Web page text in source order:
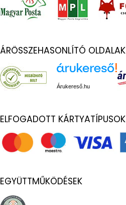
ÁRÖSSZEHASONLÍTÓ OLDALAK
Árukereső.hu
ELFOGADOTT KÁRTYATÍPUSOK
EGYÜTTMŰKÖDÉSEK